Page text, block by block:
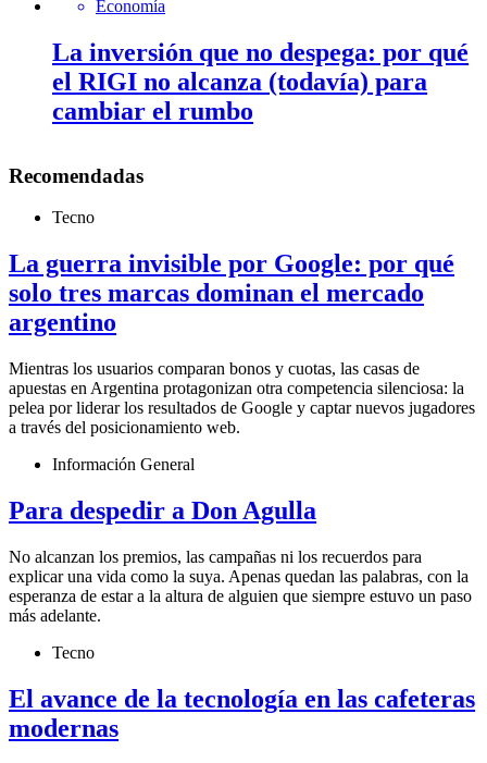
Economía
La inversión que no despega: por qué
el RIGI no alcanza (todavía) para
cambiar el rumbo
Recomendadas
Tecno
La guerra invisible por Google: por qué
solo tres marcas dominan el mercado
argentino
Mientras los usuarios comparan bonos y cuotas, las casas de
apuestas en Argentina protagonizan otra competencia silenciosa: la
pelea por liderar los resultados de Google y captar nuevos jugadores
a través del posicionamiento web.
Información General
Para despedir a Don Agulla
No alcanzan los premios, las campañas ni los recuerdos para
explicar una vida como la suya. Apenas quedan las palabras, con la
esperanza de estar a la altura de alguien que siempre estuvo un paso
más adelante.
Tecno
El avance de la tecnología en las cafeteras
modernas